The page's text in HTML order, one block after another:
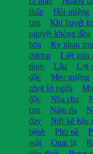
thấp
Hôi miệng
tim
Khí huyết
nguyệt không đều
hóa
Kỵ nhau
dương
Liệt nửa
dom
Lậu Lợi
độc
Méo miệng
nhọt lở ngứa
độc
Nha chu
tim
Nám da
đay
Nứt kẽ hậu
bệnh
Phù nề
mật
Quai bị